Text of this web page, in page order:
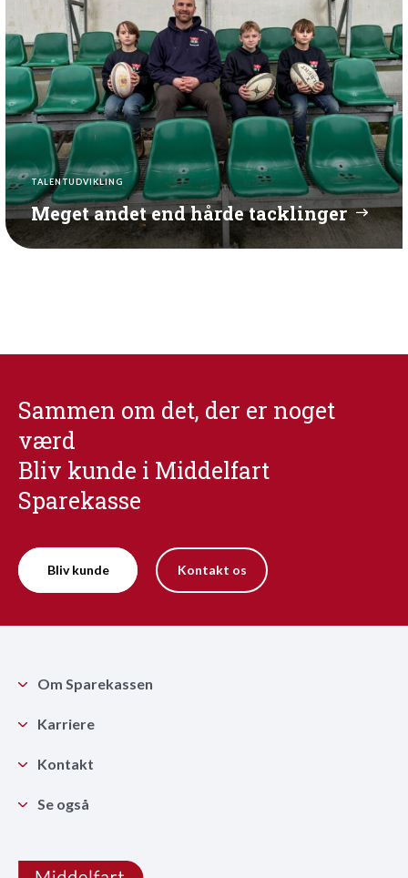
TALENTUDVIKLING
Meget andet end hårde tacklinger
Sammen om det, der er noget
værd
Bliv kunde i Middelfart
Sparekasse
Bliv kunde Kontakt os
Om Sparekassen
Karriere
Kontakt
Se også